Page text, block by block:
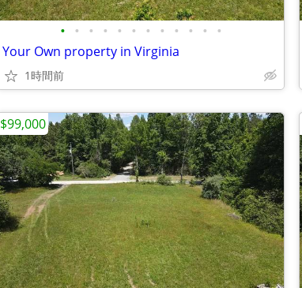
• • • • • • • • • • • •
Your Own property in Virginia
1時間前
$99,000